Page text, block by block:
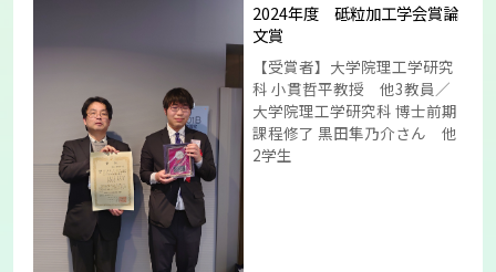
2024年度 砥粒加工学会賞論
文賞
【受賞者】大学院理工学研究
科 小貫哲平教授 他3教員／
大学院理工学研究科 博士前期
課程修了 黒田隼乃介さん 他
2学生